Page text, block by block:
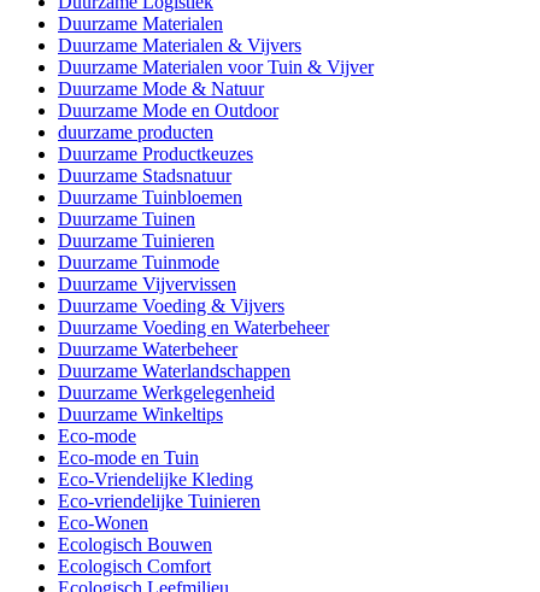
Duurzame Materialen
Duurzame Materialen & Vijvers
Duurzame Materialen voor Tuin & Vijver
Duurzame Mode & Natuur
Duurzame Mode en Outdoor
duurzame producten
Duurzame Productkeuzes
Duurzame Stadsnatuur
Duurzame Tuinbloemen
Duurzame Tuinen
Duurzame Tuinieren
Duurzame Tuinmode
Duurzame Vijvervissen
Duurzame Voeding & Vijvers
Duurzame Voeding en Waterbeheer
Duurzame Waterbeheer
Duurzame Waterlandschappen
Duurzame Werkgelegenheid
Duurzame Winkeltips
Eco-mode
Eco-mode en Tuin
Eco-Vriendelijke Kleding
Eco-vriendelijke Tuinieren
Eco-Wonen
Ecologisch Bouwen
Ecologisch Comfort
Ecologisch Leefmilieu